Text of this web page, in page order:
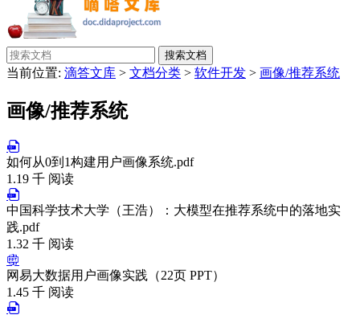
搜索文档
当前位置: 滴答文库 > 文档分类 > 软件开发 > 画像/推荐系统
画像/推荐系统
如何从0到1构建用户画像系统.pdf
1.19 千 阅读
中国科学技术大学（王浩）：大模型在推荐系统中的落地实
践.pdf
1.32 千 阅读
网易大数据用户画像实践（22页 PPT）
1.45 千 阅读